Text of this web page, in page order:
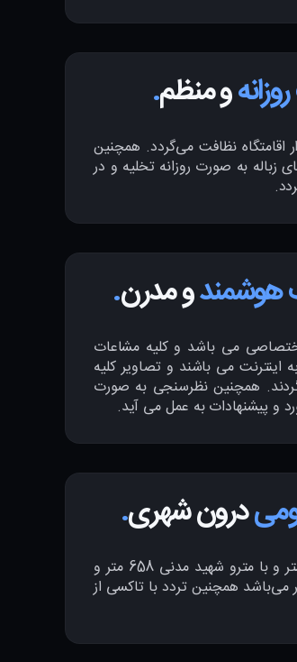
و منظم.
اقامتگاه نظافت می‌گردد. همچنین
به صورت روزانه تخلیه و در
هوشمندو مدرن.
می باشد و کلیه مشاعات
اینترنت می باشند و تصاویر کلیه
همچنین نظرسنجی به صورت
و پیشنهادات به عمل می آید.
درون شهری.
فاصله اقامتگاه با مترو امام‌حسین‌(ع) 442 متر و با مترو شهید مدنی 658 متر و
بی آر تی امام حسین (ع) 522 متر می‌باشد همچنین تردد با تاکسی از